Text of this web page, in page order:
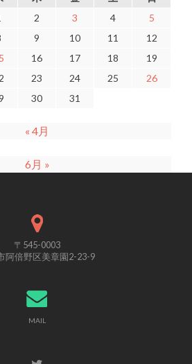
2 3 4
5
9 10 11
12
16 17 18
19
23 24 25
26
30 31
« 4月
6月 »
〒545-0003
阿倍野区美章園2-23-9
MAIL